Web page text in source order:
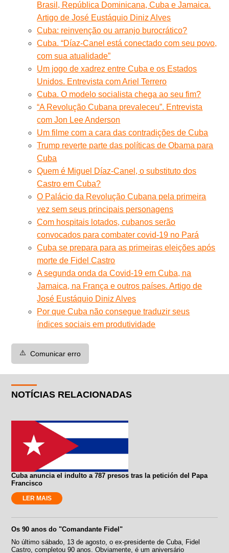
Brasil, República Dominicana, Cuba e Jamaica.
Artigo de José Eustáquio Diniz Alves
Cuba: reinvenção ou arranjo burocrático?
Cuba. “Díaz-Canel está conectado com seu povo,
com sua atualidade”
Um jogo de xadrez entre Cuba e os Estados
Unidos. Entrevista com Ariel Terrero
Cuba. O modelo socialista chega ao seu fim?
“A Revolução Cubana prevaleceu”. Entrevista
com Jon Lee Anderson
Um filme com a cara das contradições de Cuba
Trump reverte parte das políticas de Obama para
Cuba
Quem é Miguel Díaz-Canel, o substituto dos
Castro em Cuba?
O Palácio da Revolução Cubana pela primeira
vez sem seus principais personagens
Com hospitais lotados, cubanos serão
convocados para combater covid-19 no Pará
Cuba se prepara para as primeiras eleições após
morte de Fidel Castro
A segunda onda da Covid-19 em Cuba, na
Jamaica, na França e outros países. Artigo de
José Eustáquio Diniz Alves
Por que Cuba não consegue traduzir seus
índices sociais em produtividade
⚠️ Comunicar erro
NOTÍCIAS RELACIONADAS
Cuba anuncia el indulto a 787 presos tras la petición del Papa
Francisco
LER MAIS
Os 90 anos do "Comandante Fidel"
No último sábado, 13 de agosto, o ex-presidente de Cuba, Fidel
Castro, completou 90 anos. Obviamente, é um aniversário